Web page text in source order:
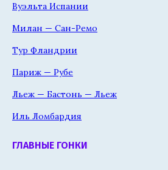
Вуэльта Испании
Милан — Сан-Ремо
Тур Фландрии
Париж — Рубе
Льеж — Бастонь — Льеж
Иль Ломбардия
ГЛАВНЫЕ ГОНКИ